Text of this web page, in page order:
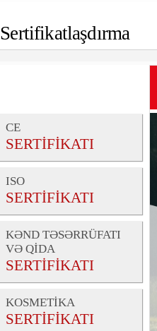
Sertifikatlaşdırma
CE
SERTİFİKATI
ISO
SERTİFİKATI
KƏND TƏSƏRRÜFATI
VƏ QİDA
SERTİFİKATI
KOSMETİKA
SERTİFİKATI